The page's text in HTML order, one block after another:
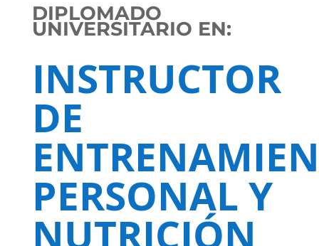
DIPLOMADO
UNIVERSITARIO EN:
INSTRUCTOR
DE
PERSONAL Y
NUTRICIÓN